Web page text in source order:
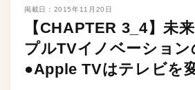
掲載日： 2015年11月20日
【CHAPTER 3_4】未
プルTVイノベーション
●Apple TVはテレビを